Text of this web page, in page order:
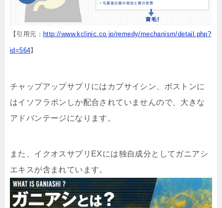
【引用元： http://www.kclinic.co.jp/remedy/mechanism/detail.php?
id=564】
チャップアップサプリにはカプサイシン、ボストンに
はイソフラボンしか配合されていませんので、大きな
アドバンテージになります。
また、イクオスサプリEXには独自成分としてガニアシ
エキスが含まれています。